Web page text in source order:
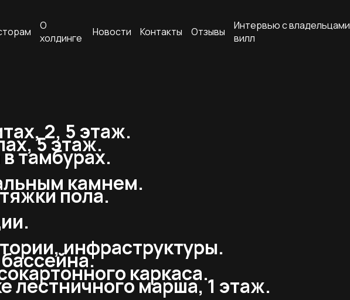
О
холдинге
Новости Контакты Отзывы
Интервью с владельцами
вилл
2, 5 этаж.
5 этаж.
тамбурах.
камнем.
пола.
инфраструктуры.
каркаса.
лестничного марша, 1 этаж.